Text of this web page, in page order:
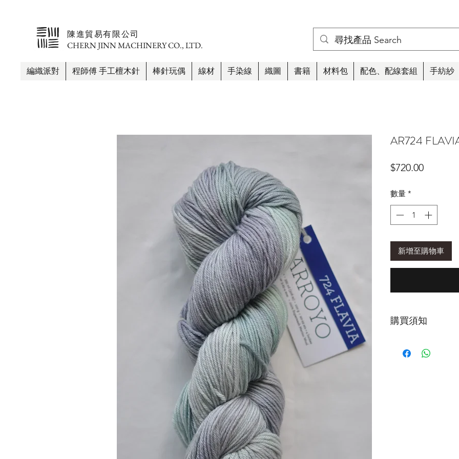
​陳進貿易有限公司
CHERN JINN MACHINERY CO., LTD.
編織派對 程師傅 手工檀木針 棒針玩偶 線材 手染線 織圖 書籍 材料包 配色、配線套組 手紡紗
AR724
$720.00價
數量 *
新增至購物車
購買須知
為正常現象。清洗